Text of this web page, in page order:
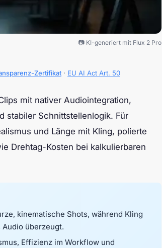
📷 KI-generiert mit Flux 2 Pro
Zertifikat · EU AI Act Art. 50
mit nativer Audiointegration,
stabiler Schnittstellenlogik. Für
und Länge mit Kling, polierte
Drehtag-Kosten bei kalkulierbaren
kinematische Shots, während Kling
überzeugt.
Effizienz im Workflow und